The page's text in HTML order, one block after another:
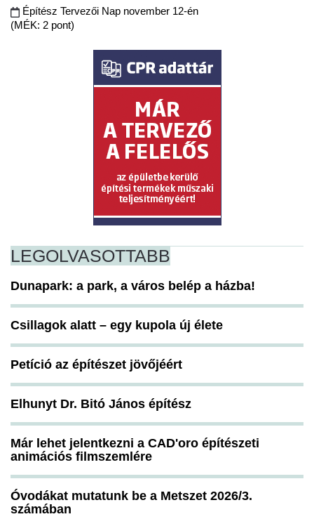
Építész Tervezői Nap november 12-én
(MÉK: 2 pont)
LEGOLVASOTTABB
Dunapark: a park, a város belép a házba!
Csillagok alatt – egy kupola új élete
Petíció az építészet jövőjéért
Elhunyt Dr. Bitó János építész
Már lehet jelentkezni a CAD'oro építészeti
animációs filmszemlére
Óvodákat mutatunk be a Metszet 2026/3.
számában